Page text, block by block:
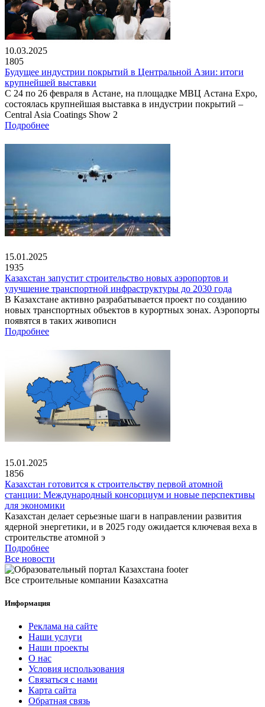
10.03.2025
1805
Будущее индустрии покрытий в Центральной Азии: итоги
крупнейшей выставки
С 24 по 26 февраля в Астане, на площадке МВЦ Астана Expo,
состоялась крупнейшая выставка в индустрии покрытий –
Central Asia Coatings Show 2
Подробнее
15.01.2025
1935
Казахстан запустит строительство новых аэропортов и
улучшение транспортной инфраструктуры до 2030 года
В Казахстане активно разрабатывается проект по созданию
новых транспортных объектов в курортных зонах. Аэропорты
появятся в таких живописн
Подробнее
15.01.2025
1856
Казахстан готовится к строительству первой атомной
станции: Международный консорциум и новые перспективы
для экономики
Казахстан делает серьезные шаги в направлении развития
ядерной энергетики, и в 2025 году ожидается ключевая веха в
строительстве атомной э
Подробнее
Все новости
Все строительные компании Казахсатна
Информация
Реклама на сайте
Наши услуги
Наши проекты
О нас
Условия использования
Связаться с нами
Карта сайта
Обратная связь